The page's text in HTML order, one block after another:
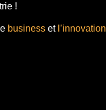
!
businesset l’innovation